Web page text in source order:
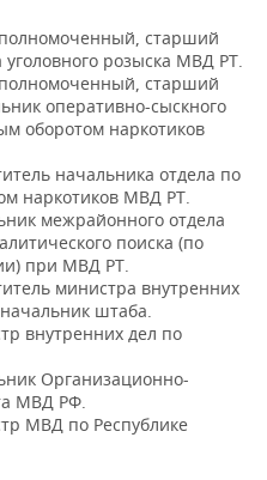
старший
розыска МВД РТ.
старший
оперативно-сыскного
оборотом наркотиков
начальника отдела по
наркотиков МВД РТ.
межрайонного отдела
поиска (по
при МВД РТ.
министра внутренних
штаба.
внутренних дел по
Организационно-
МВД РФ.
МВД по Республике